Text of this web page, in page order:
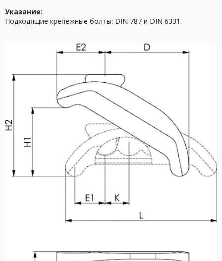
Указание:
Подходящие крепежные болты: DIN 787 и DIN 6331.